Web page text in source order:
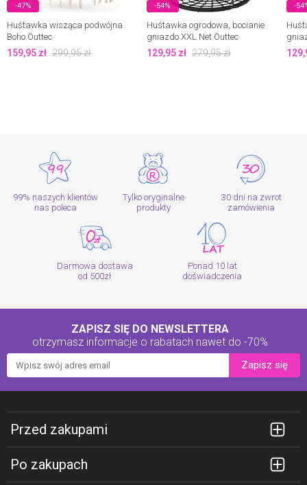
-47%
Huśtawka wisząca podwójna
Boho Outtec
159,95 zł 299,95zł
-54%
Huśtawka ogrodowa, bocianie
gniazdo XXL Net Outtec
129,95zł 279,95zł
-
99% naszych klientów
nas poleca
Tylko oryginalne
produkty
30 dni na zwrot
zamówienia
Darmowa dostawa
od 500zł
Ponad 10 lat
doświadczenia
ZAPISZ SIĘ DO NEWSLETTERA
otrzymasz informacje o rabatach nawet do -70%
Zapisz się
Przed zakupami
Po zakupach